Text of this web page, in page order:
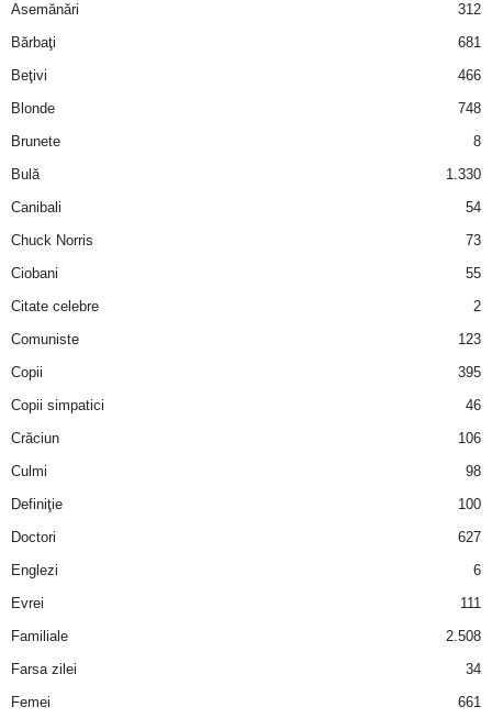
Asemănări
312
Bărbaţi
681
Beţivi
466
Blonde
748
Brunete
8
Bulă
1.330
Canibali
54
Chuck Norris
73
Ciobani
55
Citate celebre
2
Comuniste
123
Copii
395
Copii simpatici
46
Crăciun
106
Culmi
98
Definiţie
100
Doctori
627
Englezi
6
Evrei
111
Familiale
2.508
Farsa zilei
34
Femei
661